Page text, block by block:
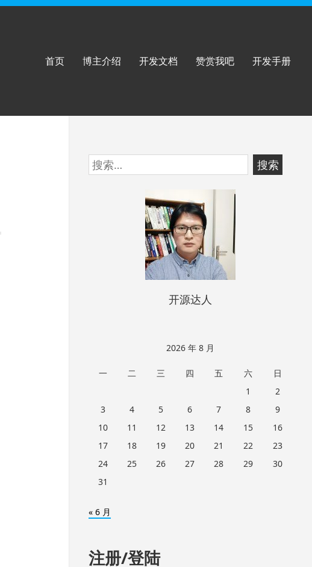
首页 博主介绍 开发文档 赞赏我吧 开发手册
跳
至
搜
索：
开源达人
2026 年 8 月
一 二 三 四 五 六
日
1
2
3
4 5 6 7 8
9
10
11 12 13 14 15
16
17
18 19 20 21 22
23
24
25 26 27 28 29
30
31
« 6 月
注册/登陆